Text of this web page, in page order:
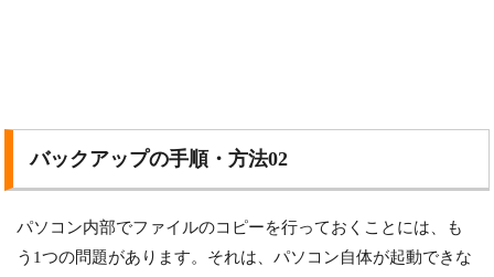
バックアップの手順・方法02
パソコン内部でファイルのコピーを行っておくことには、も
う1つの問題があります。それは、パソコン自体が起動できな